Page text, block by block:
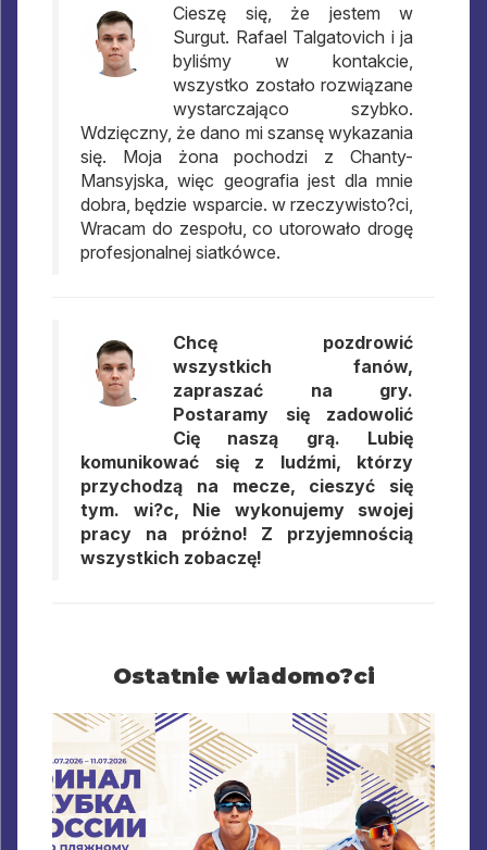
Cieszę się, że jestem w
Surgut. Rafael Talgatovich i ja
byliśmy w kontakcie,
wszystko zostało rozwiązane
wystarczająco szybko.
Wdzięczny, że dano mi szansę wykazania
się. Moja żona pochodzi z Chanty-
Mansyjska, więc geografia jest dla mnie
dobra, będzie wsparcie. w rzeczywisto?ci,
Wracam do zespołu, co utorowało drogę
profesjonalnej siatkówce.
Chcę pozdrowić
wszystkich fanów,
zapraszać na gry.
Postaramy się zadowolić
Cię naszą grą. Lubię
komunikować się z ludźmi, którzy
przychodzą na mecze, cieszyć się
tym. wi?c, Nie wykonujemy swojej
pracy na próżno! Z przyjemnością
wszystkich zobaczę!
Ostatnie wiadomo?ci